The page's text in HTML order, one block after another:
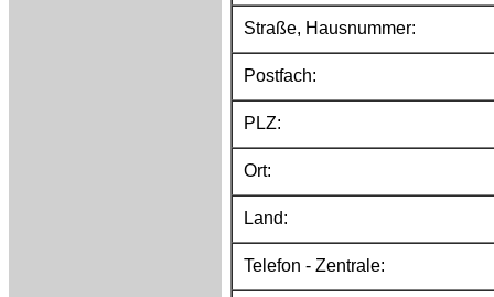
Straße, Hausnummer:
Postfach:
PLZ:
Ort:
Land:
Telefon - Zentrale: